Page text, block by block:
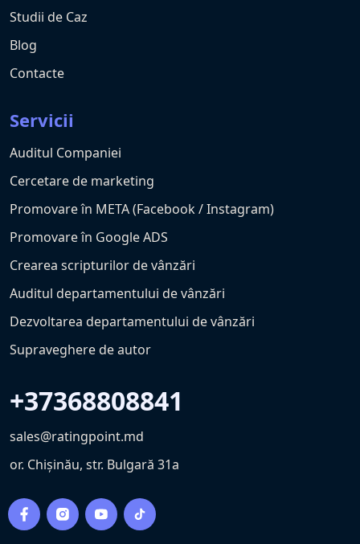
Studii de Caz
Blog
Contacte
Servicii
Auditul Companiei
Cercetare de marketing
Promovare în META (Facebook / Instagram)
Promovare în Google ADS
Crearea scripturilor de vânzări
Auditul departamentului de vânzări
Dezvoltarea departamentului de vânzări
Supraveghere de autor
+37368808841
sales@ratingpoint.md
or. Chișinău, str. Bulgară 31a